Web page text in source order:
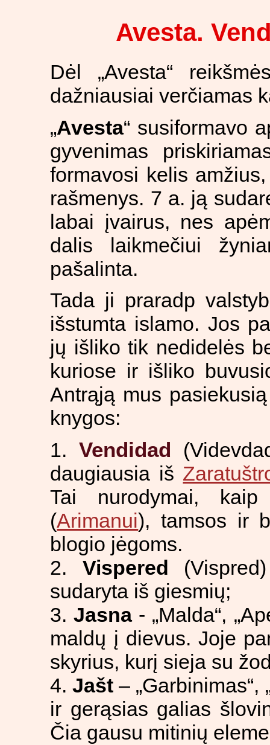
Avesta.
Dėl „Avesta“
dažniausiai verčiamas
„Avesta“ susiformavo
gyvenimas
formavosi kelis
rašmenys. 7 a. ją
labai įvairus, nes
dalis laikmečiui
pašalinta.
Tada ji praradp
išstumta islamo. Jos
jų išliko tik nedidelės
kuriose ir išliko
Antrąją mus
knygos:
1.Vendidad
daugiausia iš
Tai nurodymai,
(Arimanui), tamsos ir
blogio jėgoms.
2. Vispered
sudaryta iš giesmių;
3.Jasna- „Malda“,
maldų į dievus. Joje
skyrius, kurį sieja su
4.Jašt – „Garbinimas“,
ir gerąsias galias
Čia gausu mitinių